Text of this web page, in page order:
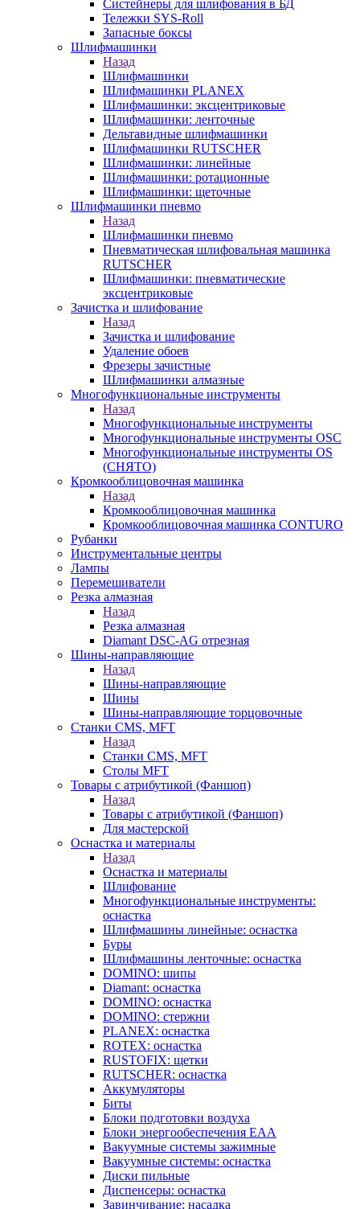
Систейнеры для шлифования в БД
Тележки SYS-Roll
Запасные боксы
Шлифмашинки
Назад
Шлифмашинки
Шлифмашинки PLANEX
Шлифмашинки: эксцентриковые
Шлифмашинки: ленточные
Дельтавидные шлифмашинки
Шлифмашинки RUTSCHER
Шлифмашинки: линейные
Шлифмашинки: ротационные
Шлифмашинки: щеточные
Шлифмашинки пневмо
Назад
Шлифмашинки пневмо
Пневматическая шлифовальная машинка
RUTSCHER
Шлифмашинки: пневматические
эксцентриковые
Зачистка и шлифование
Назад
Зачистка и шлифование
Удаление обоев
Фрезеры зачистные
Шлифмашинки алмазные
Многофункциональные инструменты
Назад
Многофункциональные инструменты
Многофункциональные инструменты OSC
Многофункциональные инструменты OS
(СНЯТО)
Кромкооблицовочная машинка
Назад
Кромкооблицовочная машинка
Кромкооблицовочная машинка CONTURO
Рубанки
Инструментальные центры
Лампы
Перемешиватели
Резка алмазная
Назад
Резка алмазная
Diamant DSC-AG отрезная
Шины-направляющие
Назад
Шины-направляющие
Шины
Шины-направляющие торцовочные
Станки CMS, MFT
Назад
Станки CMS, MFT
Столы MFT
Товары с атрибутикой (Фаншоп)
Назад
Товары с атрибутикой (Фаншоп)
Для мастерской
Оснастка и материалы
Назад
Оснастка и материалы
Шлифование
Многофункциональные инструменты:
оснастка
Шлифмашины линейные: оснастка
Буры
Шлифмашины ленточные: оснастка
DOMINO: шипы
Diamant: оснастка
DOMINO: оснастка
DOMINO: стержни
PLANEX: оснастка
ROTEX: оснастка
RUSTOFIX: щетки
RUTSCHER: оснастка
Аккумуляторы
Биты
Блоки подготовки воздуха
Блоки энергообеспечения EAA
Вакуумные системы зажимные
Вакуумные системы: оснастка
Диски пильные
Диспенсеры: оснастка
Завинчивание: насадка